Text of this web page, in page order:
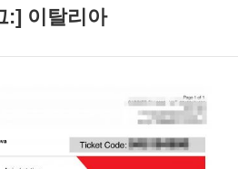
u
e
a
r
:] 이탈리아